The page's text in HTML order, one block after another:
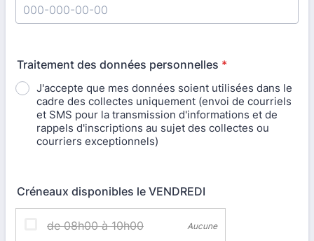
Traitement des données personnelles *
J'accepte que mes données soient utilisées dans le
cadre des collectes uniquement (envoi de courriels
et SMS pour la transmission d'informations et de
rappels d'inscriptions au sujet des collectes ou
courriers exceptionnels)
Créneaux disponibles le VENDREDI